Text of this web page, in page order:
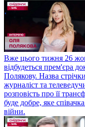
Вже цього тижня 26
відбудеться прем'єра
Полякову. Назва
журналіст та
розповість про її
буде добре, яке
війни.